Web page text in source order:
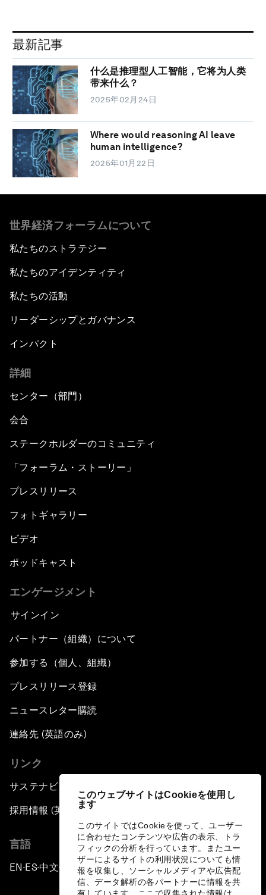
このウェブサイトはCookieを使用し
ます
このサイトではCookieを使って、ユーザー
に合わせたコンテンツや広告の表示、トラ
フィックの分析を行っています。またユー
ザーによるサイトの利用状況についても情
報を収集し、ソーシャルメディアや広告配
信、データ解析の各パートナーに情報を共
最新記事
什么是推理型人工智能，它将为人类
带来什么？
2025年02月24日
Where would reasoning AI leave
human intelligence?
2025年01月22日
世界経済フォーラムについて
私たちのストラテジー
私たちのアイデンティティ
私たちの活動
リーダーシップとガバナンス
インパクト
詳細
センター（部門）
会合
ステークホルダーのコミュニティ
「フォーラム・ストーリー」
プレスリリース
フォトギャラリー
ビデオ
ポッドキャスト
エンゲージメント
サインイン
パートナー（組織）について
参加する（個人、組織）
プレスリリース登録
ニュースレター購読
連絡先 (英語のみ)
リンク
サステナビリティへの取り組み
採用情報 (英語のみ)
言語
EN ▪ES▪中文▪ 日本語